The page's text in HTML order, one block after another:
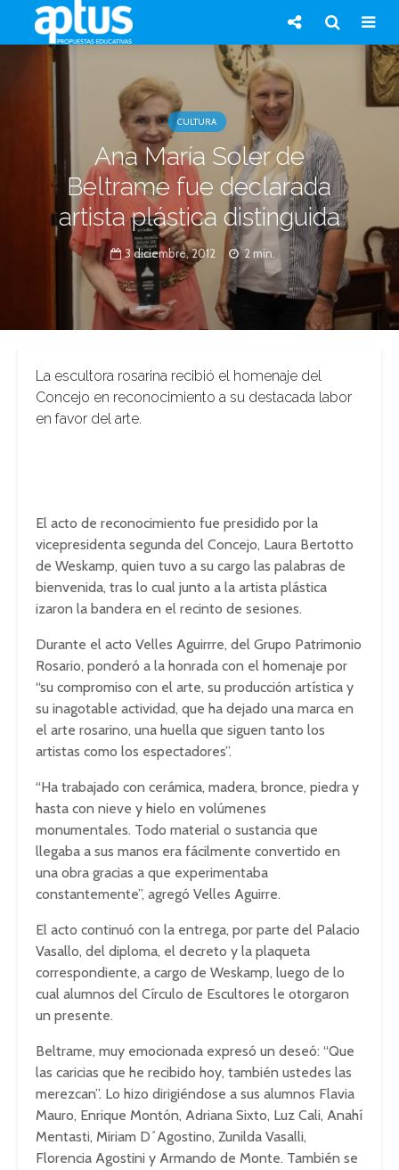
CULTURA
Ana María Soler de
Beltrame fue declarada
artista plástica distinguida
3 diciembre, 2012 2 min.
La escultora rosarina recibió el homenaje del
Concejo en reconocimiento a su destacada labor
en favor del arte.
El acto de reconocimiento fue presidido por la
vicepresidenta segunda del Concejo, Laura Bertotto
de Weskamp, quien tuvo a su cargo las palabras de
bienvenida, tras lo cual junto a la artista plástica
izaron la bandera en el recinto de sesiones.
Durante el acto Velles Aguirrre, del Grupo Patrimonio
Rosario, ponderó a la honrada con el homenaje por
“su compromiso con el arte, su producción artística y
su inagotable actividad, que ha dejado una marca en
el arte rosarino, una huella que siguen tanto los
artistas como los espectadores”.
“Ha trabajado con cerámica, madera, bronce, piedra y
hasta con nieve y hielo en volúmenes
monumentales. Todo material o sustancia que
llegaba a sus manos era fácilmente convertido en
una obra gracias a que experimentaba
constantemente”, agregó Velles Aguirre.
El acto continuó con la entrega, por parte del Palacio
Vasallo, del diploma, el decreto y la plaqueta
correspondiente, a cargo de Weskamp, luego de lo
cual alumnos del Círculo de Escultores le otorgaron
un presente.
Beltrame, muy emocionada expresó un deseó: “Que
las caricias que he recibido hoy, también ustedes las
merezcan”. Lo hizo dirigiéndose a sus alumnos Flavia
Mauro, Enrique Montón, Adriana Sixto, Luz Cali, Anahí
Mentasti, Miriam D´Agostino, Zunilda Vasalli,
Florencia Agostini y Armando de Monte. También se